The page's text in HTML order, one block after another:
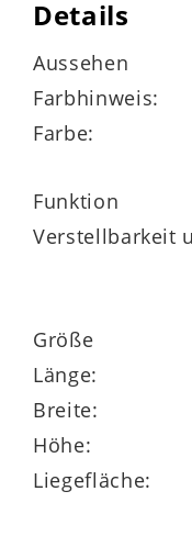
Belüftung der
vier
vierseitiger
abnehmbar
Matratzenkern
12 cm hoher 7-
Details
Aussehen
Farbhinweis:
Farbe:
Funktion
Verstellbarkeit
Größe
Länge:
Breite:
Höhe:
Liegefläche: